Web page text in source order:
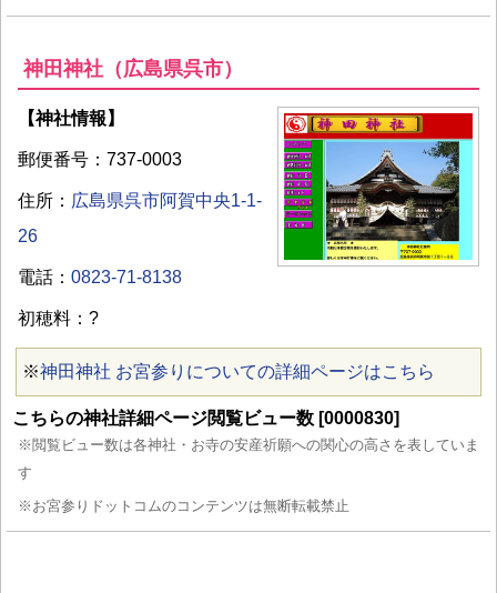
神田神社（広島県呉市）
【神社情報】
郵便番号：737-0003
住所： 広島県呉市阿賀中央1-1-
26
電話： 0823-71-8138
初穂料：?
※神田神社 お宮参りについての詳細ページはこちら
こちらの神社詳細ページ閲覧ビュー数 [0000830]
※閲覧ビュー数は各神社・お寺の安産祈願への関心の高さを表していま
す
※お宮参りドットコムのコンテンツは無断転載禁止